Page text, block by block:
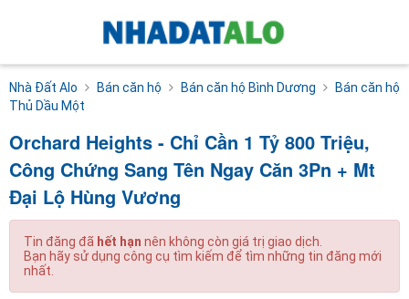
Nhà Đất Alo Bán căn hộ Bán căn hộ Bình Dương
Bán căn hộ
Thủ Dầu Một
Orchard Heights - Chỉ Cần 1 Tỷ 800 Triệu,
Công Chứng Sang Tên Ngay Căn 3Pn + Mt
Đại Lộ Hùng Vương
Tin đăng đã hết hạn nên không còn giá trị giao dịch.
Bạn hãy sử dụng công cụ tìm kiếm để tìm những tin đăng mới
nhất.